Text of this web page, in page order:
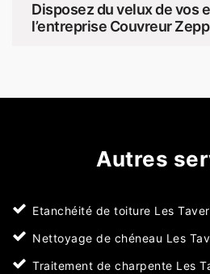
Disposez du velux de vos
l’entreprise Couvreur Zepp
Autres
Etanchéité de toiture Les
Nettoyage de chéneau Les
Traitement de charpente Les